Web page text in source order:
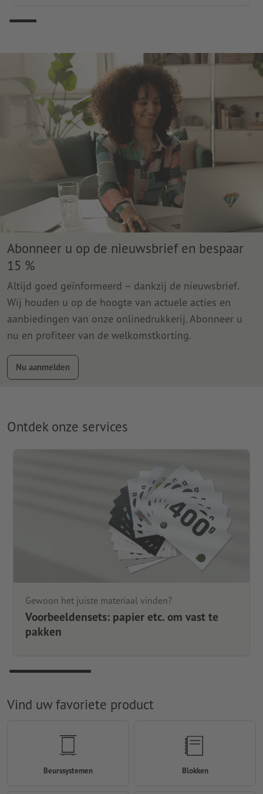
Abonneer u op de nieuwsbrief en bespaar
15 %
Altijd goed geïnformeerd – dankzij de nieuwsbrief.
Wij houden u op de hoogte van actuele acties en
aanbiedingen van onze onlinedrukkerij. Abonneer u
nu en profiteer van de welkomstkorting.
Nu aanmelden
Ontdek onze services
Gewoon het juiste materiaal vinden?
Voorbeeldensets: papier etc. om vast te
pakken
Vind uw favoriete product
Beurssystemen Blokken